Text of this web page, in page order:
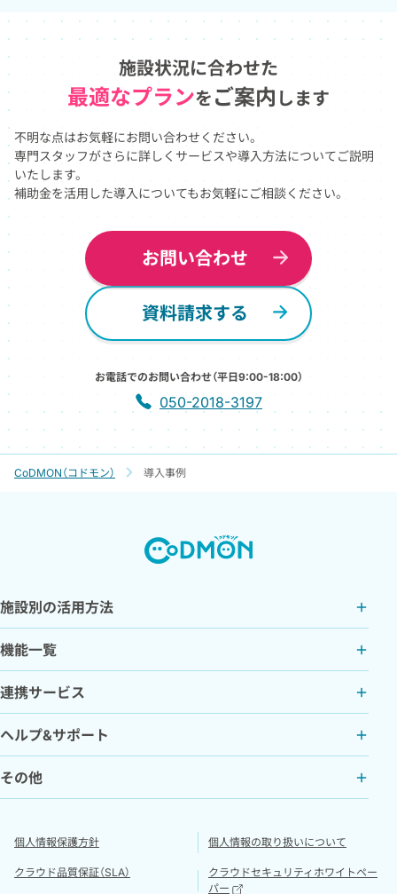
施設状況に合わせた
最適なプランを ご案内 します
不明な点はお気軽にお問い合わせください。
専門スタッフがさらに詳しくサービスや導入方法についてご説明
いたします。
補助金を活用した導入についてもお気軽にご相談ください。
資料請求する
お問い合わせ
お電話でのお問い合わせ（平日9:00-18:00）
050-2018-3197
CoDMON（コドモン） 導入事例
施設別の活用方法
機能一覧
連携サービス
ヘルプ&サポート
その他
個人情報保護方針 個人情報の取り扱いについて
クラウド品質保証（SLA）
クラウドセキュリティホワイトペー
パー